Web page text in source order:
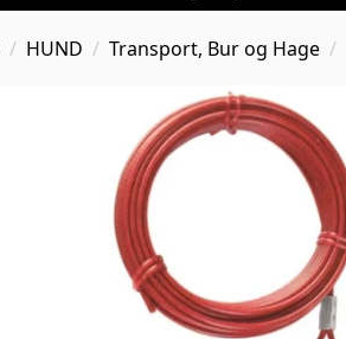
HUND Transport, Bur og Hage